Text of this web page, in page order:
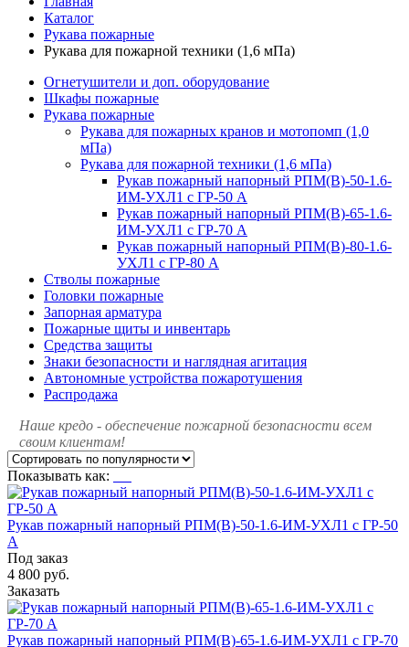
Каталог
Рукава пожарные
Рукава для пожарной техники (1,6 мПа)
Огнетушители и доп. оборудование
Шкафы пожарные
Рукава пожарные
Рукава для пожарных кранов и мотопомп (1,0
мПа)
Рукава для пожарной техники (1,6 мПа)
Рукав пожарный напорный РПМ(В)-50-1.6-
ИМ-УХЛ1 с ГР-50 А
Рукав пожарный напорный РПМ(В)-65-1.6-
ИМ-УХЛ1 с ГР-70 А
Рукав пожарный напорный РПМ(В)-80-1.6-
УХЛ1 с ГР-80 А
Стволы пожарные
Головки пожарные
Запорная арматура
Пожарные щиты и инвентарь
Средства защиты
Знаки безопасности и наглядная агитация
Автономные устройства пожаротушения
Распродажа
Наше кредо - обеспечение пожарной безопасности всем
своим клиентам!
Показывать как:
Рукав пожарный напорный РПМ(В)-50-1.6-ИМ-УХЛ1 с ГР-50
А
Под заказ
4 800 руб.
Заказать
Рукав пожарный напорный РПМ(В)-65-1.6-ИМ-УХЛ1 с ГР-70